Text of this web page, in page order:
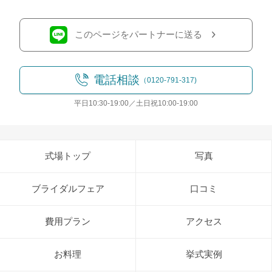
このページをパートナーに送る
電話相談 （0120-791-317)
平日10:30-19:00／土日祝10:00-19:00
式場トップ 写真
ブライダルフェア 口コミ
費用プラン アクセス
お料理 挙式実例